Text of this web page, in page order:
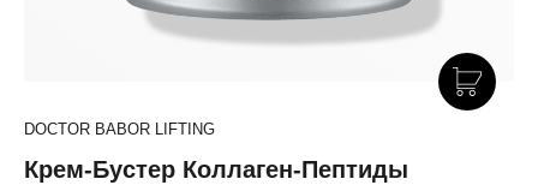
DOCTOR BABOR LIFTING
Крем-Бустер Коллаген-Пептиды